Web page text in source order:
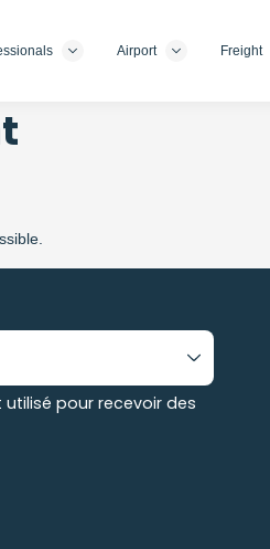
Airport Freight
pour recevoir des